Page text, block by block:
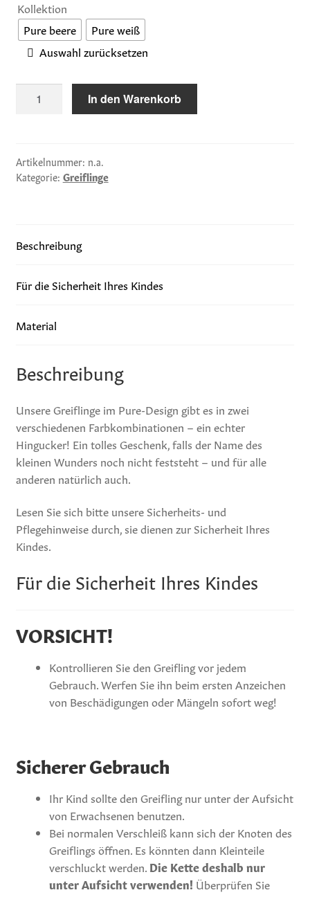
Kollektion
Pure beere
Pure weiß
Auswahl zurücksetzen
In den Warenkorb
Artikelnummer: n.a.
Kategorie: Greiflinge
Beschreibung
Für die Sicherheit Ihres Kindes
Material
Beschreibung
Unsere Greiflinge im Pure-Design gibt es in zwei
verschiedenen Farbkombinationen – ein echter
Hingucker! Ein tolles Geschenk, falls der Name des
kleinen Wunders noch nicht feststeht – und für alle
anderen natürlich auch.
Lesen Sie sich bitte unsere Sicherheits- und
Pflegehinweise durch, sie dienen zur Sicherheit Ihres
Kindes.
Für die Sicherheit Ihres Kindes
VORSICHT!
Kontrollieren Sie den Greifling vor jedem
Gebrauch. Werfen Sie ihn beim ersten Anzeichen
von Beschädigungen oder Mängeln sofort weg!
Sicherer Gebrauch
Ihr Kind sollte den Greifling nur unter der Aufsicht
von Erwachsenen benutzen.
Bei normalen Verschleiß kann sich der Knoten des
Greiflings öffnen. Es könnten dann Kleinteile
verschluckt werden. Die Kette deshalb nur
unter Aufsicht verwenden! Überprüfen Sie